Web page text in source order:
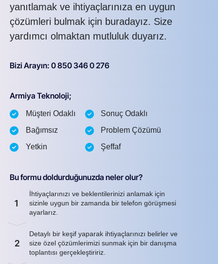
yanıtlamak ve ihtiyaçlarınıza en uygun
çözümleri bulmak için buradayız. Size
yardımcı olmaktan mutluluk duyarız.
Bizi Arayın: 0 850 346 0 276
Armiya Teknoloji;
Müşteri Odaklı
Bağımsız
Yetkin
Sonuç Odaklı
Problem Çözümü
Şeffaf
Bu formu doldurduğunuzda neler olur?
1
İhtiyaçlarınızı ve beklentilerinizi anlamak için
sizinle uygun bir zamanda bir telefon görüşmesi
ayarlarız.
2
Detaylı bir keşif yaparak ihtiyaçlarınızı belirler ve
size özel çözümlerimizi sunmak için bir danışma
toplantısı gerçekleştiririz.